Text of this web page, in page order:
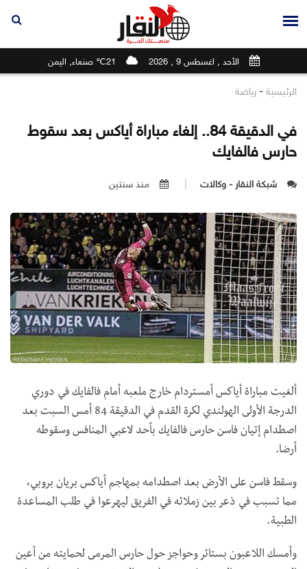
الأحد , اغسطس 9 , 2026 21℃ صنعاء, اليمن
الرئيسية - رياضة
في الدقيقة 84.. إلغاء مباراة أياكس بعد سقوط
حارس فالفايك
شبكة النقار - وكالات منذ سنتين
ألغيت مباراة أياكس أمستردام خارج ملعبه أمام فالفايك في دوري
الدرجة الأولى الهولندي لكرة القدم في الدقيقة 84 أمس السبت بعد
اصطدام إتيان فاسن حارس فالفايك بأحد لاعبي المنافس وسقوطه
أرضا.
وسقط فاسن على الأرض بعد اصطدامه بمهاجم أياكس بريان بروبي،
مما تسبب في ذعر بين زملائه في الفريق ليهرعوا في طلب المساعدة
الطبية.
وأمسك اللاعبون بستائر وحواجز حول حارس المرمى لحمايته من أعين